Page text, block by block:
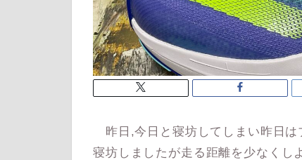
昨日,今日と寝坊してしまい昨日は
寝坊しましたが走る距離を少なくし